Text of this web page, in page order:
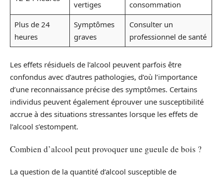
vertiges
consommation
Plus de 24
heures
Symptômes
graves
Consulter un
professionnel de santé
Les effets résiduels de l’alcool peuvent parfois être
confondus avec d’autres pathologies, d’où l’importance
d’une reconnaissance précise des symptômes. Certains
individus peuvent également éprouver une susceptibilité
accrue à des situations stressantes lorsque les effets de
l’alcool s’estompent.
Combien d’alcool peut provoquer une gueule de bois ?
La question de la quantité d’alcool susceptible de